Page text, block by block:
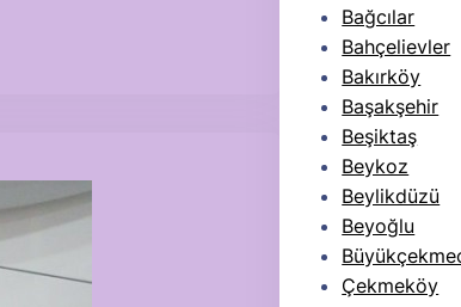
Bağcılar
Bahçelievler
Bakırköy
Başakşehir
Beşiktaş
Beykoz
Beylikdüzü
Beyoğlu
Çekmeköy